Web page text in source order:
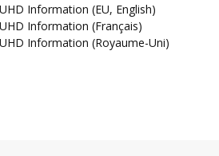
Information (EU, English)
Information (Français)
Information (Royaume-Uni)